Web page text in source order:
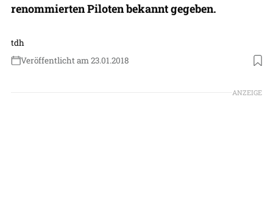
renommierten Piloten bekannt gegeben.
tdh
Veröffentlicht am 23.01.2018
ANZEIGE